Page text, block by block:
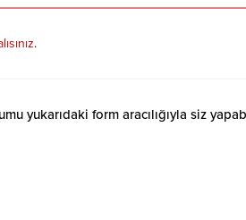
.
yukarıdaki form aracılığıyla siz